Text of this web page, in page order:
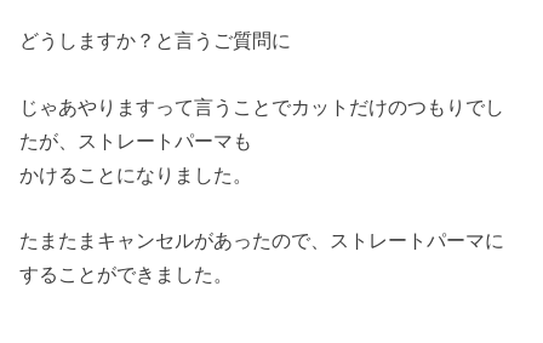
どうしますか？と言うご質問に
じゃあやりますって言うことでカットだけのつもりでし
たが、ストレートパーマも
かけることになりました。
たまたまキャンセルがあったので、ストレートパーマに
することができました。